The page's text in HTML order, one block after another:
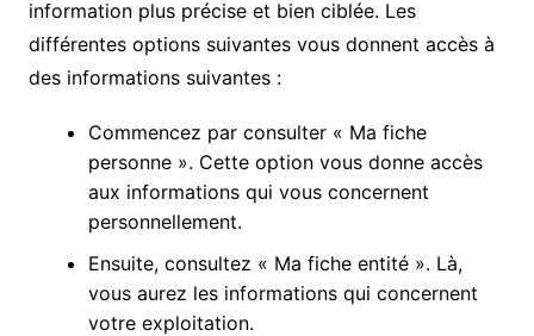
information plus précise et bien ciblée. Les
différentes options suivantes vous donnent accès à
des informations suivantes :
Commencez par consulter « Ma fiche
personne ». Cette option vous donne accès
aux informations qui vous concernent
personnellement.
Ensuite, consultez « Ma fiche entité ». Là,
vous aurez les informations qui concernent
votre exploitation.